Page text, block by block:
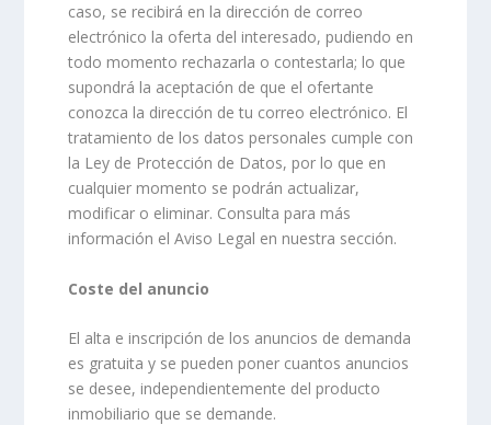
caso, se recibirá en la dirección de correo
electrónico la oferta del interesado, pudiendo en
todo momento rechazarla o contestarla; lo que
supondrá la aceptación de que el ofertante
conozca la dirección de tu correo electrónico. El
tratamiento de los datos personales cumple con
la Ley de Protección de Datos, por lo que en
cualquier momento se podrán actualizar,
modificar o eliminar. Consulta para más
información el Aviso Legal en nuestra sección.
Coste del anuncio
El alta e inscripción de los anuncios de demanda
es gratuita y se pueden poner cuantos anuncios
se desee, independientemente del producto
inmobiliario que se demande.